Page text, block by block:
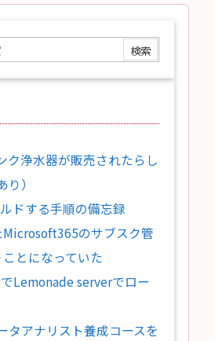
ク浄水器が販売されたらし
）
ドする手順の備忘録
のサブスク管
とになっていた
Lemonade serverでロー
タアナリスト養成コースを